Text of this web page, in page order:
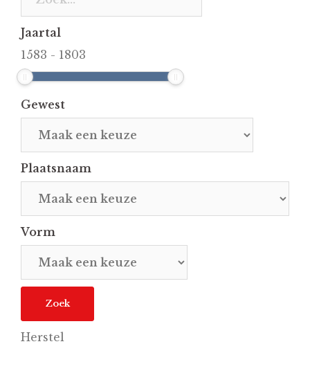
Jaartal
1583 - 1803
Gewest
Plaatsnaam
Vorm
Herstel